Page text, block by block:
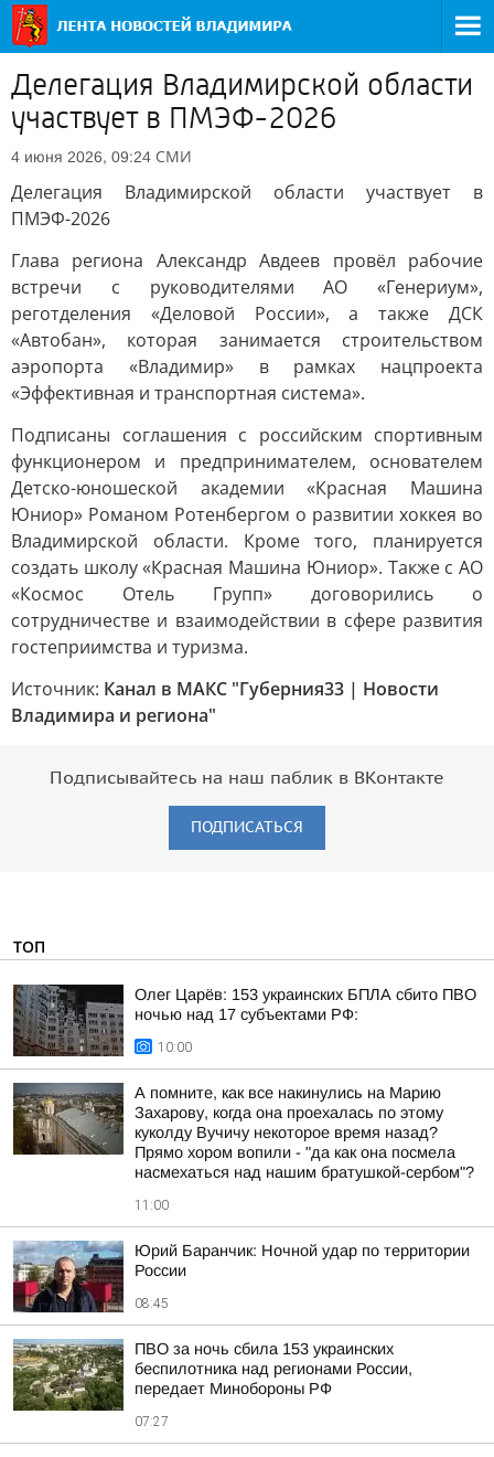
Делегация Владимирской области
участвует в ПМЭФ-2026
4 июня 2026, 09:24 СМИ
Делегация Владимирской области участвует в
ПМЭФ-2026
Глава региона Александр Авдеев провёл рабочие
встречи с руководителями АО «Генериум»,
реготделения «Деловой России», а также ДСК
«Автобан», которая занимается строительством
аэропорта «Владимир» в рамках нацпроекта
«Эффективная и транспортная система».
Подписаны соглашения с российским спортивным
функционером и предпринимателем, основателем
Детско-юношеской академии «Красная Машина
Юниор» Романом Ротенбергом о развитии хоккея во
Владимирской области. Кроме того, планируется
создать школу «Красная Машина Юниор». Также с АО
«Космос Отель Групп» договорились о
сотрудничестве и взаимодействии в сфере развития
гостеприимства и туризма.
Источник: Канал в МАКС "Губерния33 | Новости
Владимира и региона"
Подписывайтесь на наш паблик в ВКонтакте
ПОДПИСАТЬСЯ
ТОП
Олег Царёв: 153 украинских БПЛА сбито ПВО
ночью над 17 субъектами РФ:
10:00
А помните, как все накинулись на Марию
Захарову, когда она проехалась по этому
куколду Вучичу некоторое время назад?
Прямо хором вопили - "да как она посмела
насмехаться над нашим братушкой-сербом"?
11:00
Юрий Баранчик: Ночной удар по территории
России
08:45
ПВО за ночь сбила 153 украинских
беспилотника над регионами России,
передает Минобороны РФ
07:27